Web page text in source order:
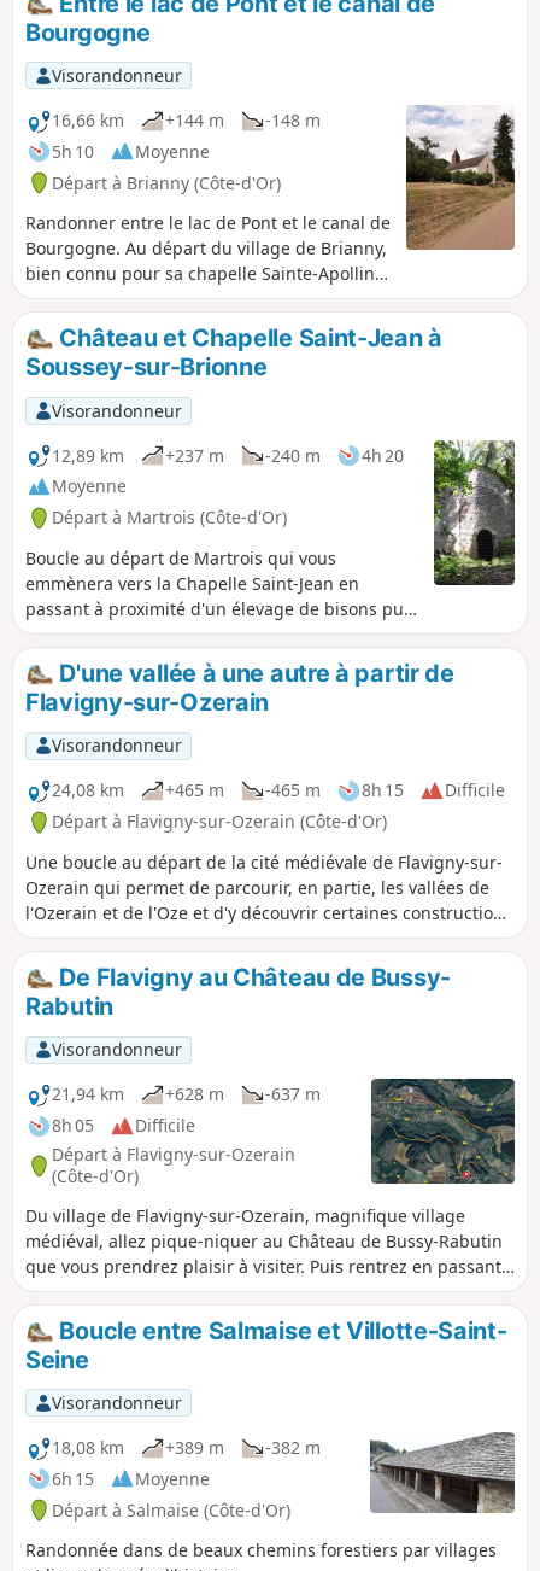
Bourgogne
Visorandonneur
16,66 km
+144 m
-148 m
5h 10
Moyenne
Départ à Brianny (Côte-d'Or)
Randonner entre le lac de Pont et le canal de
Bourgogne. Au départ du village de Brianny,
bien connu pour sa chapelle Sainte-Apolline
et ses fresques de danses macabres du XVe
siècle, vous cheminerez ensuite sur une
partie du sentier Bibracte Alésia, dans les
villages de Montigny-sur-Armançon et
Villeneuve-sous-Charigny traversés par le
chemins des Oiseaux. La quiétude du canal
de Bourgogne vous accompagnera avant de
reprendre le sentier Bibracte Alésia pour un
retour sur Brianny.
Château et Chapelle Saint-Jean à
Soussey-sur-Brionne
Visorandonneur
12,89 km
+237 m -240 m
4h 20
Moyenne
Départ à Martrois (Côte-d'Or)
Boucle au départ de Martrois qui vous
emmènera vers la Chapelle Saint-Jean en
passant à proximité d'un élevage de bisons puis
au château de Soussey-sur-Brionne.
D'une vallée à une autre à partir de
Flavigny-sur-Ozerain
Visorandonneur
24,08 km
+465 m -465 m 8h 15
Difficile
Départ à Flavigny-sur-Ozerain (Côte-d'Or)
Une boucle au départ de la cité médiévale de Flavigny-sur-
Ozerain qui permet de parcourir, en partie, les vallées de
l'Ozerain et de l'Oze et d'y découvrir certaines constructions
d'époques restaurées. Se réserver du temps pour flâner
dans Flavigny grâce à son passé culturel riche et fourni.
De Flavigny au Château de Bussy-
Rabutin
Visorandonneur
21,94 km
+628 m
-637 m
8h 05
Difficile
Départ à Flavigny-sur-Ozerain
(Côte-d'Or)
Du village de Flavigny-sur-Ozerain, magnifique village
médiéval, allez pique-niquer au Château de Bussy-Rabutin
que vous prendrez plaisir à visiter. Puis rentrez en passant
par Alise-Sainte-Reine, haut-lieu de la Guerre des Gaules et
rendez visite à Vercingétorix.
Boucle entre Salmaise et Villotte-Saint-
Seine
Visorandonneur
18,08 km
+389 m
-382 m
6h 15
Moyenne
Départ à Salmaise (Côte-d'Or)
Randonnée dans de beaux chemins forestiers par villages